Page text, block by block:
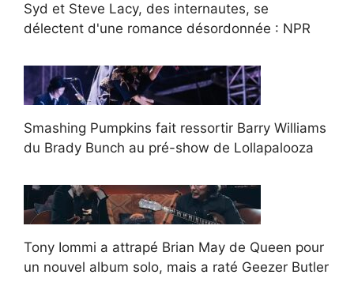
Syd et Steve Lacy, des internautes, se
délectent d'une romance désordonnée : NPR
Smashing Pumpkins fait ressortir Barry Williams
du Brady Bunch au pré-show de Lollapalooza
Tony Iommi a attrapé Brian May de Queen pour
un nouvel album solo, mais a raté Geezer Butler